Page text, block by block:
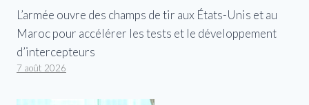
L’armée ouvre des champs de tir aux États-Unis et au
Maroc pour accélérer les tests et le développement
d’intercepteurs
7 août 2026